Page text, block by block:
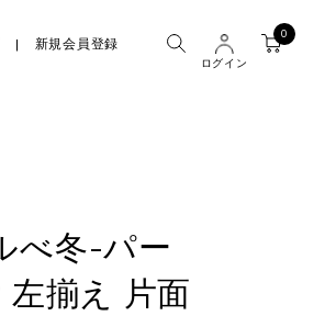
新規会員登録
ログイン
0
べ冬-パー
左揃え 片面